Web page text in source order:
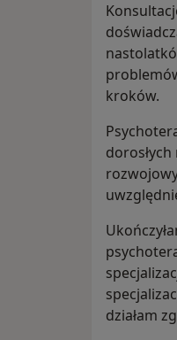
kroków.
działam